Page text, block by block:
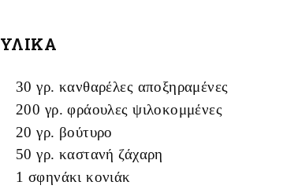
ΥΛΙΚΑ
30 γρ. κανθαρέλες αποξηραμένες
200 γρ. φράουλες ψιλοκομμένες
20 γρ. βούτυρο
50 γρ. καστανή ζάχαρη
1 σφηνάκι κονιάκ